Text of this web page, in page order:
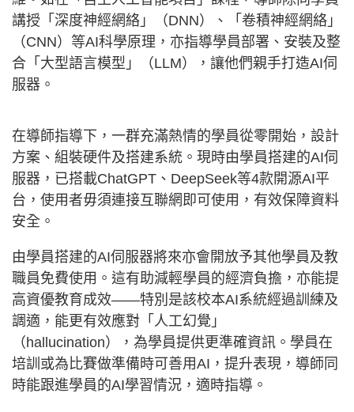
講授「深度神經網絡」（DNN）、「卷積神經網絡」
（CNN）等AI科學原理，亦指導學員部署、安裝及整
合「大型語言模型」（LLM），讓他們親手打造AI伺
服器。
在導師指導下，一群充滿熱情的學員從零開始，設計
方案、組裝硬件及搭建系統。現時由學員搭建的AI伺
服器，已搭載ChatGPT、DeepSeek等4款開源AI平
台，使用者毋須連接互聯網即可使用，有效保障資料
安全。
由學員搭建的AI伺服器將來亦會開放予其他學員及教
職員免費使用。這有助減輕學員的經濟負擔，亦能提
高資優教育成效——特別是該校本AI系統經過訓練及
調適，能更有效應對「人工幻覺」
（hallucination），為學員提供更準確資訊。學員在
培訓或為比賽做準備時可善用AI，提升表現，導師同
時能跟進學員的AI學習情況，適時指導。